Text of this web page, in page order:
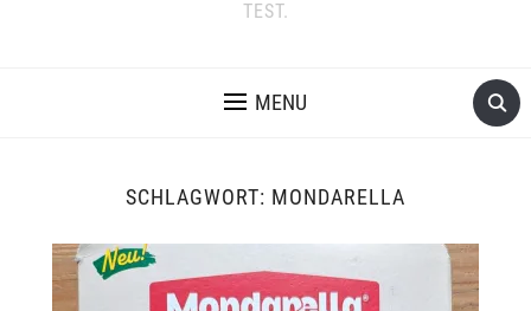
TEST.
MENU
SCHLAGWORT: MONDARELLA